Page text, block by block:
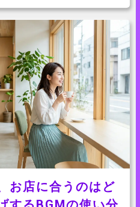
お店に合うのはど